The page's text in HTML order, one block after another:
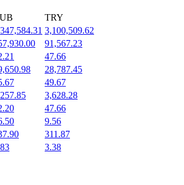
TRY
3,100,509.62
91,567.23
47.66
28,787.45
49.67
3,628.28
47.66
9.56
311.87
3.38